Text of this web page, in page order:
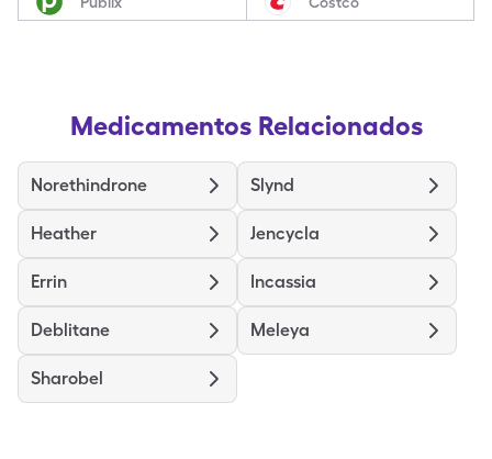
Medicamentos Relacionados
Norethindrone Slynd
Heather Jencycla
Errin Incassia
Deblitane Meleya
Sharobel